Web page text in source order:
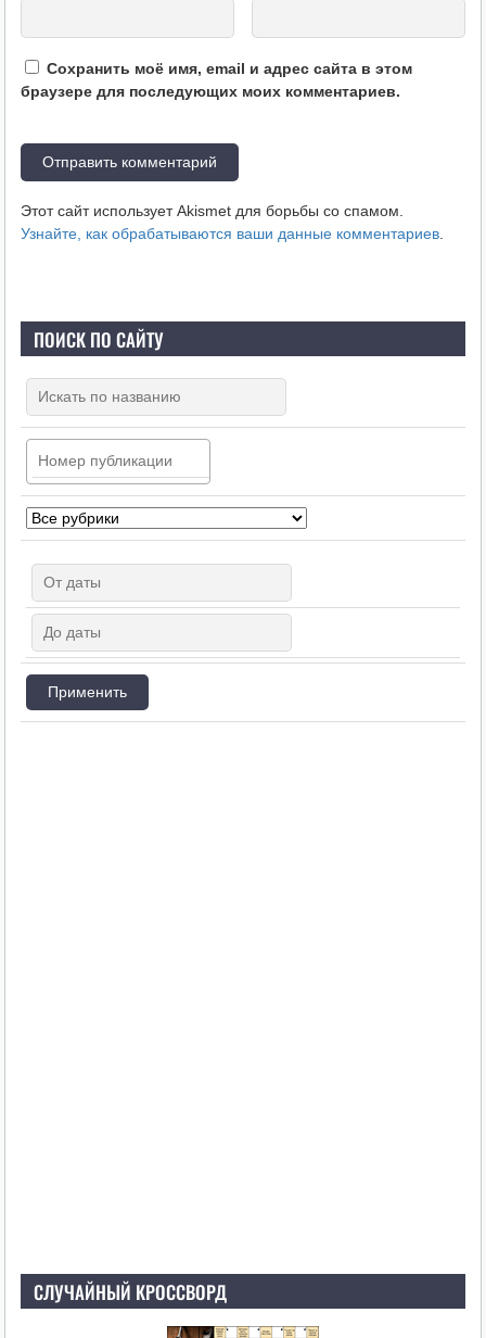
Сохранить моё имя, email и адрес сайта в этом
браузере для последующих моих комментариев.
Этот сайт использует Akismet для борьбы со спамом.
Узнайте, как обрабатываются ваши данные комментариев.
ПОИСК ПО САЙТУ
СЛУЧАЙНЫЙ КРОССВОРД